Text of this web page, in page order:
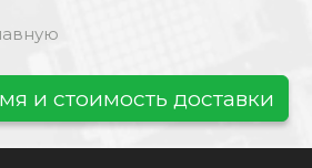
и стоимость доставки